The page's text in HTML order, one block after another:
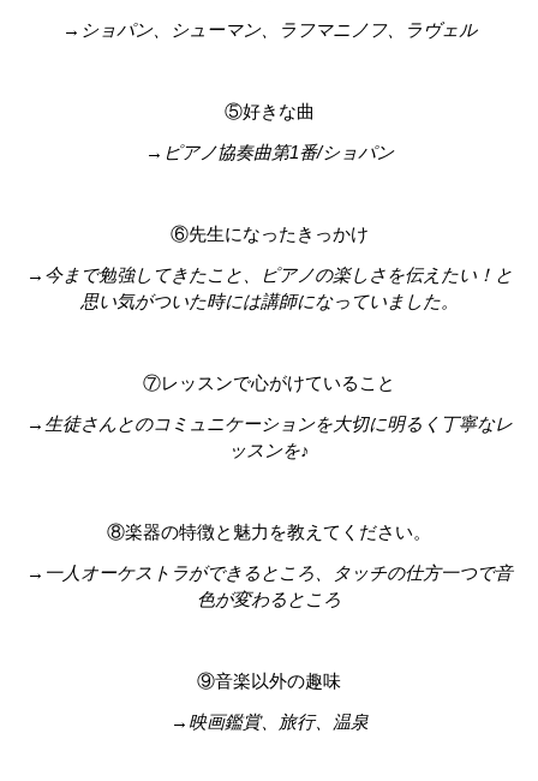
→ショパン、シューマン、ラフマニノフ、ラヴェル
⑤好きな曲
→ピアノ協奏曲第1番/ショパン
⑥先生になったきっかけ
→今まで勉強してきたこと、ピアノの楽しさを伝えたい！と
思い気がついた時には講師になっていました。
⑦レッスンで心がけていること
→生徒さんとのコミュニケーションを大切に明るく丁寧なレ
ッスンを♪
⑧楽器の特徴と魅力を教えてください。
→一人オーケストラができるところ、タッチの仕方一つで音
色が変わるところ
⑨音楽以外の趣味
→映画鑑賞、旅行、温泉